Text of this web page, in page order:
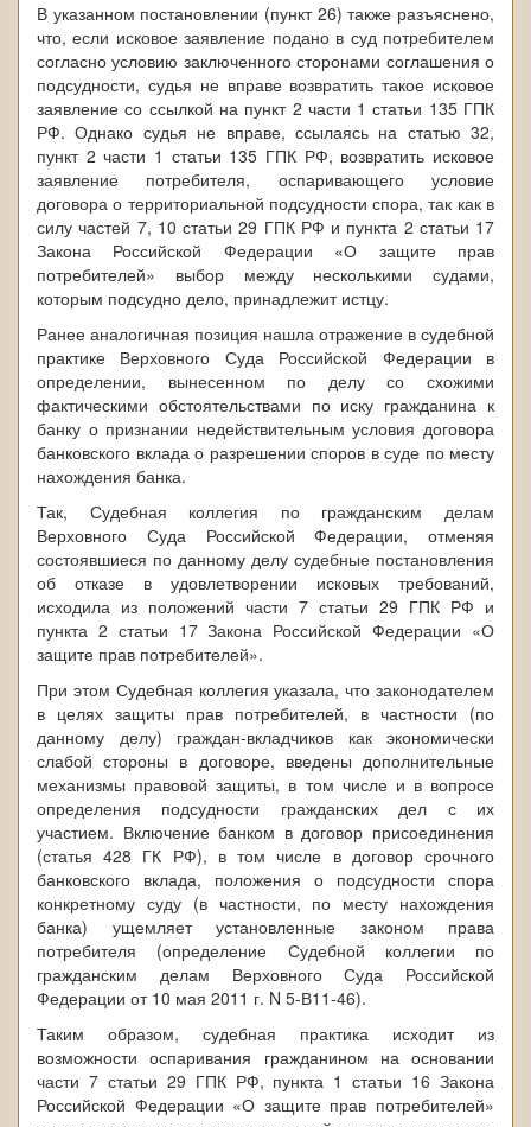
В указанном постановлении (пункт 26) также разъяснено,
что, если исковое заявление подано в суд потребителем
согласно условию заключенного сторонами соглашения о
подсудности, судья не вправе возвратить такое исковое
заявление со ссылкой на пункт 2 части 1 статьи 135 ГПК
РФ. Однако судья не вправе, ссылаясь на статью 32,
пункт 2 части 1 статьи 135 ГПК РФ, возвратить исковое
заявление потребителя, оспаривающего условие
договора о территориальной подсудности спора, так как в
силу частей 7, 10 статьи 29 ГПК РФ и пункта 2 статьи 17
Закона Российской Федерации «О защите прав
потребителей» выбор между несколькими судами,
которым подсудно дело, принадлежит истцу.
Ранее аналогичная позиция нашла отражение в судебной
практике Верховного Суда Российской Федерации в
определении, вынесенном по делу со схожими
фактическими обстоятельствами по иску гражданина к
банку о признании недействительным условия договора
банковского вклада о разрешении споров в суде по месту
нахождения банка.
Так, Судебная коллегия по гражданским делам
Верховного Суда Российской Федерации, отменяя
состоявшиеся по данному делу судебные постановления
об отказе в удовлетворении исковых требований,
исходила из положений части 7 статьи 29 ГПК РФ и
пункта 2 статьи 17 Закона Российской Федерации «О
защите прав потребителей».
При этом Судебная коллегия указала, что законодателем
в целях защиты прав потребителей, в частности (по
данному делу) граждан-вкладчиков как экономически
слабой стороны в договоре, введены дополнительные
механизмы правовой защиты, в том числе и в вопросе
определения подсудности гражданских дел с их
участием. Включение банком в договор присоединения
(статья 428 ГК РФ), в том числе в договор срочного
банковского вклада, положения о подсудности спора
конкретному суду (в частности, по месту нахождения
банка) ущемляет установленные законом права
потребителя (определение Судебной коллегии по
гражданским делам Верховного Суда Российской
Федерации от 10 мая 2011 г. N 5-В11-46).
Таким образом, судебная практика исходит из
возможности оспаривания гражданином на основании
части 7 статьи 29 ГПК РФ, пункта 1 статьи 16 Закона
Российской Федерации «О защите прав потребителей»